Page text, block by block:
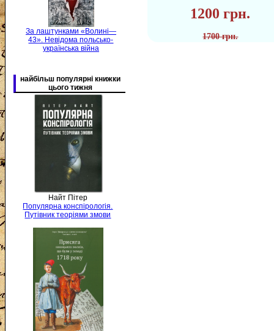
За лаштунками «Волині—
43». Невідома польсько-
українська війна
найбільш популярні книжки
цього тижня
Найт Пітер
Популярна конспірологія.
Путівник теоріями змови
1200 грн.
1700 грн.